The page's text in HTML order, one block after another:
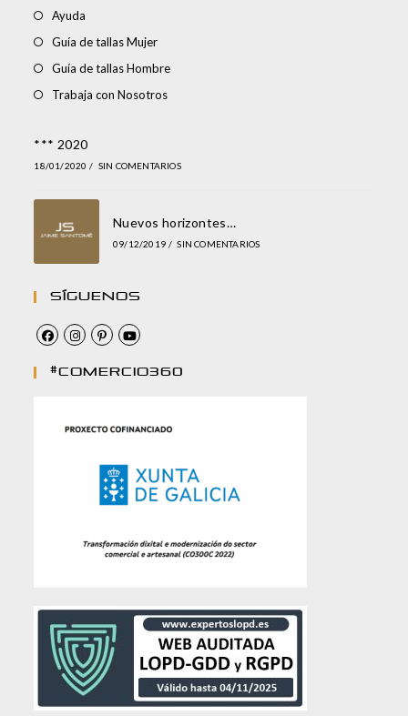
Ayuda
Guía de tallas Mujer
Guía de tallas Hombre
Trabaja con Nosotros
*** 2020
18/01/2020 / SIN COMENTARIOS
Nuevos horizontes…
09/12/2019 / SIN COMENTARIOS
Síguenos
#comercio360